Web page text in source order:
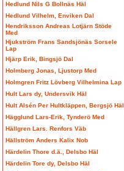
Hedlund Nils G Bollnäs Häl
Hedlund Vilhelm, Enviken Dal
Hendriksson Andreas Lotjärn Stöde
Med
Hjukström Frans Sandsjönäs Sorsele
Lap
Hjärp Erik, Bingsjö Dal
Holmberg Jonas, Ljustorp Med
Holmgren Fritz Lövberg Vilhelmina Lap
Hult Lars dy, Undersvik Häl
Hult Alsén Per Hultkläppen, Bergsjö Häl
Hägglund Lars-Erik, Tynderö Med
Hällgren Lars. Renfors Väb
Hällström Anders Kalix Nob
Härdelin Thore d.ä., Delsbo Häl
Härdelin Tore dy, Delsbo Häl